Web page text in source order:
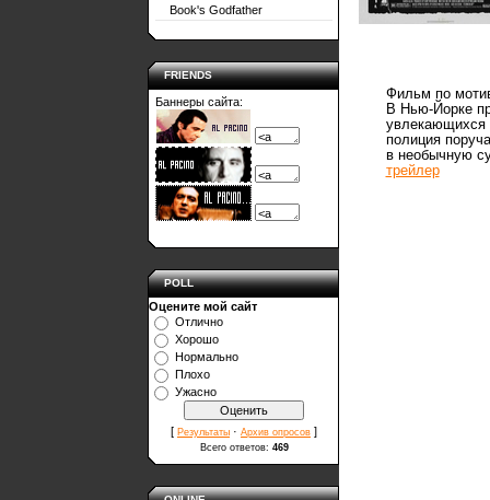
Book's Godfather
FRIENDS
Баннеры сайта:
POLL
Оцените мой сайт
Отлично
Хорошо
Нормально
Плохо
Ужасно
[ Результаты · Архив опросов ]
Всего ответов: 469
Фильм по
В Нью-Йорке
увлекающихся
полиция
в необычную
трейлер